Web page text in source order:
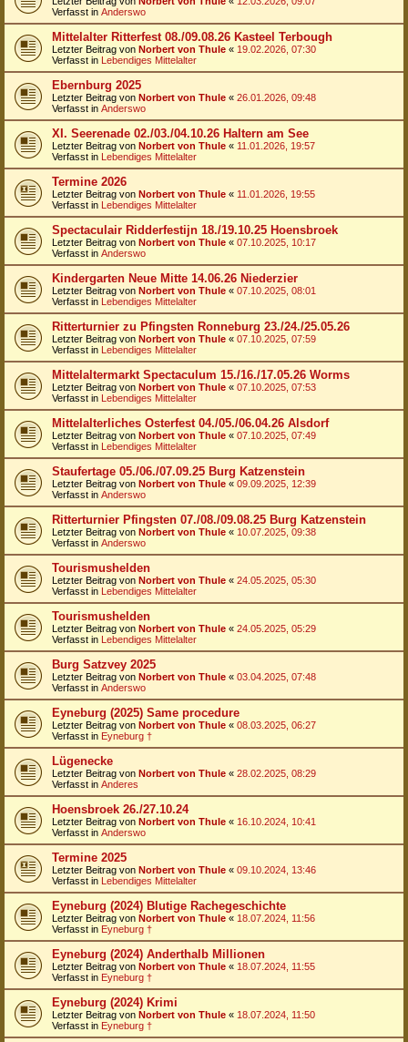
Verfasst in Anderswo
Mittelalter Ritterfest 08./09.08.26 Kasteel Terbough
Letzter Beitrag von Norbert von Thule « 19.02.2026, 07:30
Verfasst in Lebendiges Mittelalter
Ebernburg 2025
Letzter Beitrag von Norbert von Thule « 26.01.2026, 09:48
Verfasst in Anderswo
XI. Seerenade 02./03./04.10.26 Haltern am See
Letzter Beitrag von Norbert von Thule « 11.01.2026, 19:57
Verfasst in Lebendiges Mittelalter
Termine 2026
Letzter Beitrag von Norbert von Thule « 11.01.2026, 19:55
Verfasst in Lebendiges Mittelalter
Spectaculair Ridderfestijn 18./19.10.25 Hoensbroek
Letzter Beitrag von Norbert von Thule « 07.10.2025, 10:17
Verfasst in Anderswo
Kindergarten Neue Mitte 14.06.26 Niederzier
Letzter Beitrag von Norbert von Thule « 07.10.2025, 08:01
Verfasst in Lebendiges Mittelalter
Ritterturnier zu Pfingsten Ronneburg 23./24./25.05.26
Letzter Beitrag von Norbert von Thule « 07.10.2025, 07:59
Verfasst in Lebendiges Mittelalter
Mittelaltermarkt Spectaculum 15./16./17.05.26 Worms
Letzter Beitrag von Norbert von Thule « 07.10.2025, 07:53
Verfasst in Lebendiges Mittelalter
Mittelalterliches Osterfest 04./05./06.04.26 Alsdorf
Letzter Beitrag von Norbert von Thule « 07.10.2025, 07:49
Verfasst in Lebendiges Mittelalter
Staufertage 05./06./07.09.25 Burg Katzenstein
Letzter Beitrag von Norbert von Thule « 09.09.2025, 12:39
Verfasst in Anderswo
Ritterturnier Pfingsten 07./08./09.08.25 Burg Katzenstein
Letzter Beitrag von Norbert von Thule « 10.07.2025, 09:38
Verfasst in Anderswo
Tourismushelden
Letzter Beitrag von Norbert von Thule « 24.05.2025, 05:30
Verfasst in Lebendiges Mittelalter
Tourismushelden
Letzter Beitrag von Norbert von Thule « 24.05.2025, 05:29
Verfasst in Lebendiges Mittelalter
Burg Satzvey 2025
Letzter Beitrag von Norbert von Thule « 03.04.2025, 07:48
Verfasst in Anderswo
Eyneburg (2025) Same procedure
Letzter Beitrag von Norbert von Thule « 08.03.2025, 06:27
Verfasst in Eyneburg †
Lügenecke
Letzter Beitrag von Norbert von Thule « 28.02.2025, 08:29
Verfasst in Anderes
Hoensbroek 26./27.10.24
Letzter Beitrag von Norbert von Thule « 16.10.2024, 10:41
Verfasst in Anderswo
Termine 2025
Letzter Beitrag von Norbert von Thule « 09.10.2024, 13:46
Verfasst in Lebendiges Mittelalter
Eyneburg (2024) Blutige Rachegeschichte
Letzter Beitrag von Norbert von Thule « 18.07.2024, 11:56
Verfasst in Eyneburg †
Eyneburg (2024) Anderthalb Millionen
Letzter Beitrag von Norbert von Thule « 18.07.2024, 11:55
Verfasst in Eyneburg †
Eyneburg (2024) Krimi
Letzter Beitrag von Norbert von Thule « 18.07.2024, 11:50
Verfasst in Eyneburg †